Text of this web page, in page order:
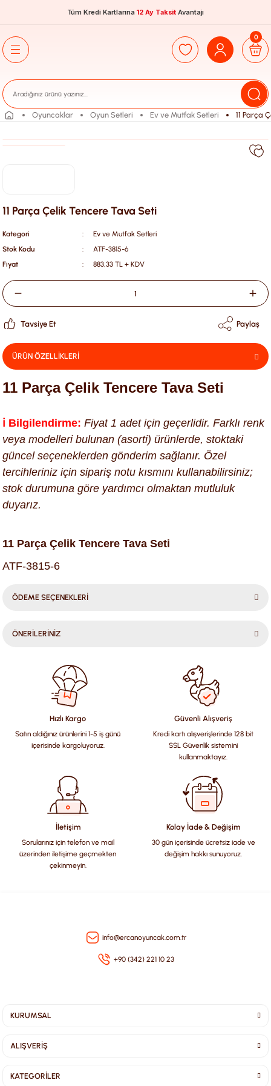
Tüm Kredi Kartlarına 12 Ay Taksit Avantajı
0
Oyuncaklar Oyun Setleri Ev ve Mutfak Setleri 11 Parça
11 Parça Çelik Tencere Tava Seti
Kategori
Ev ve Mutfak Setleri
Stok Kodu
ATF-3815-6
Fiyat
883,33 TL + KDV
Tavsiye Et Paylaş
ÜRÜN ÖZELLİKLERİ
11 Parça Çelik Tencere Tava Seti
ℹ️ Bilgilendirme: Fiyat 1 adet için geçerlidir. Farklı renk
veya modelleri bulunan (asorti) ürünlerde, stoktaki
güncel seçeneklerden gönderim sağlanır. Özel
tercihleriniz için sipariş notu kısmını kullanabilirsiniz;
stok durumuna göre yardımcı olmaktan mutluluk
duyarız.
11 Parça Çelik Tencere Tava Seti
ATF-3815-6
ÖDEME SEÇENEKLERİ
ÖNERİLERİNİZ
konularda yetersiz gördüğünüz noktaları öneri formunu
kullanarak tarafımıza iletebilirsiniz.
Görüş ve önerileriniz için teşekkür ederiz.
Ürün resmi kalitesiz, bozuk veya görüntülenemiyor.
Ürün açıklamasında eksik bilgiler bulunuyor.
Ürün bilgilerinde hatalar bulunuyor.
Ürün fiyatı diğer sitelerden daha pahalı.
Bu ürüne benzer farklı alternatifler olmalı.
Hızlı Kargo
Satın aldığınız ürünlerini 1-5 iş günü
içerisinde kargoluyoruz.
Güvenli Alışveriş
Kredi kartı alışverişlerinde 128 bit
SSL Güvenlik sistemini
kullanmaktayız.
İletişim
Sorularınız için telefon ve mail
üzerinden iletişime geçmekten
çekinmeyin.
Kolay İade & Değişim
30 gün içerisinde ücretsiz iade ve
değişim hakkı sunuyoruz.
info@ercanoyuncak.com.tr
+90 (342) 221 10 23
KURUMSAL
ALIŞVERİŞ
KATEGORİLER